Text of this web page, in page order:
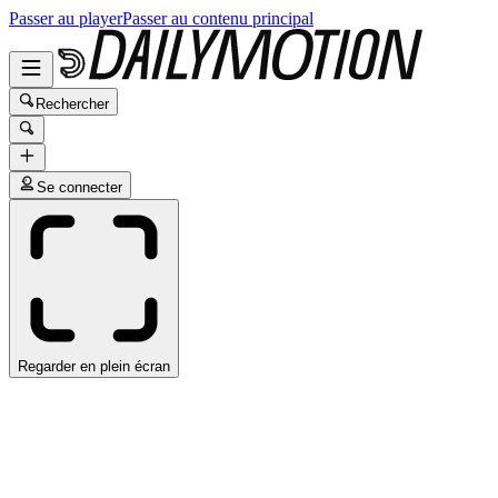
Passer au playerPasser au contenu principal
Rechercher
Se connecter
Regarder en plein écran